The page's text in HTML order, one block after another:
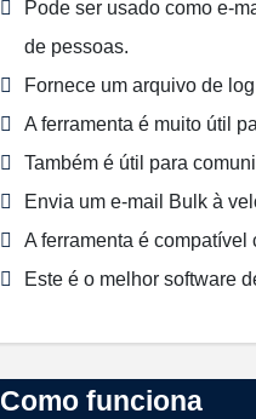
Pode ser usado como e-
de pessoas.
Fornece um arquivo de
A ferramenta é muito útil
Também é útil para
Envia um e-mail Bulk à
A ferramenta é
Este é o melhor software
Como funciona